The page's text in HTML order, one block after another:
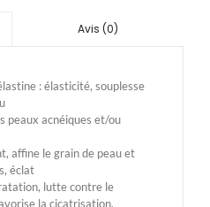
Avis (0)
: élasticité, souplesse
peaux acnéiques et/ou
affine le grain de peau et
éclat
lutte contre le
la cicatrisation.